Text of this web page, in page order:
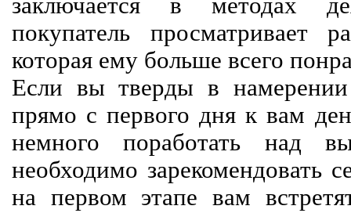
заключается в методах
покупатель просматривает
которая ему больше всего
Если вы тверды в
прямо с первого дня к вам
немного поработать над
необходимо зарекомендовать
на первом этапе вам